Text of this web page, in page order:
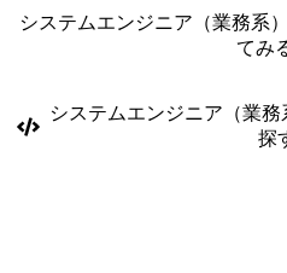
用いただいております。 【勤務地】 ・本社/東京都港区港南1-2-70 品川
シーズンテラス ・品川フロントオフ
発先により変動 ※勤務地の変更の範
システムエンジニア（業務系）
てみ
システムエンジニア（業務
探